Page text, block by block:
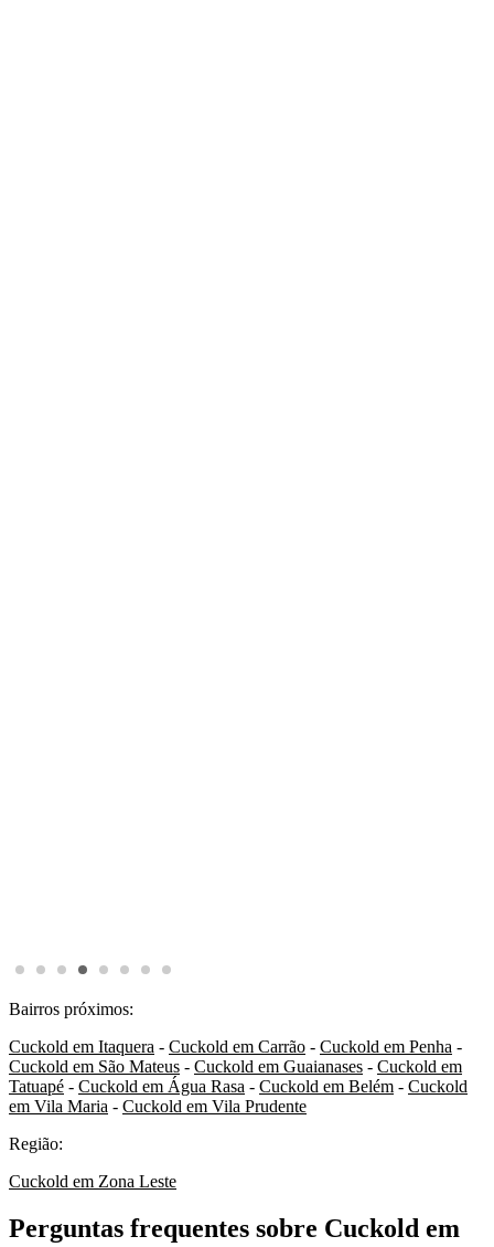
Bairros próximos:
Cuckold em Itaquera - Cuckold em Carrão - Cuckold em Penha -
Cuckold em São Mateus - Cuckold em Guaianases - Cuckold em
Tatuapé - Cuckold em Água Rasa - Cuckold em Belém - Cuckold
em Vila Maria - Cuckold em Vila Prudente
Região:
Cuckold em Zona Leste
Perguntas frequentes sobre Cuckold em